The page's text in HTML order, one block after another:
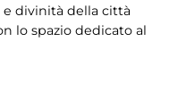
e divinità della città
lo spazio dedicato al